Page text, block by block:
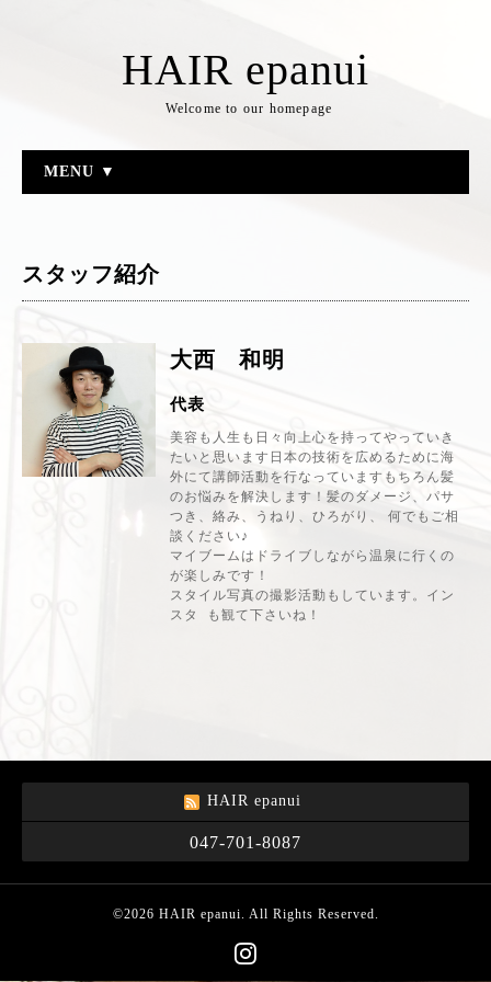
HAIR epanui
Welcome to our homepage
MENU ▼
スタッフ紹介
大西 和明
代表
美容も人生も日々向上心を持ってやっていき
たいと思います日本の技術を広めるために海
外にて講師活動を行なっていますもちろん髪
のお悩みを解決します！髪のダメージ、パサ
つき、絡み、うねり、ひろがり、 何でもご相
談ください♪
マイブームは ドライブしながら温泉に行くの
が楽しみです！
スタイル写真の撮影活動もしています。イン
スタ も観て下さいね！
HAIR epanui
047-701-8087
©2026 HAIR epanui. All Rights Reserved.